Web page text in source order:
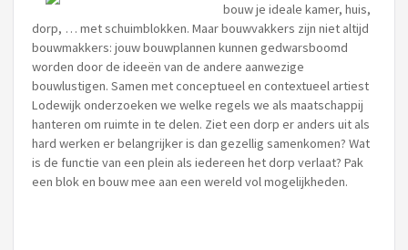
bouw je ideale kamer, huis,
dorp, … met schuimblokken. Maar bouwvakkers zijn niet altijd
bouwmakkers: jouw bouwplannen kunnen gedwarsboomd
worden door de ideeën van de andere aanwezige
bouwlustigen. Samen met conceptueel en contextueel artiest
Lodewijk onderzoeken we welke regels we als maatschappij
hanteren om ruimte in te delen. Ziet een dorp er anders uit als
hard werken er belangrijker is dan gezellig samenkomen? Wat
is de functie van een plein als iedereen het dorp verlaat? Pak
een blok en bouw mee aan een wereld vol mogelijkheden.